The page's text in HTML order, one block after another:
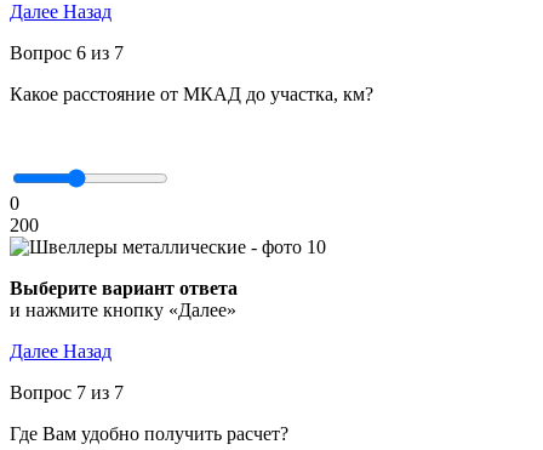
Далее Назад
Вопрос 6 из 7
Какое расстояние от МКАД до участка, км?
0
200
Выберите вариант ответа
и нажмите кнопку «Далее»
Далее Назад
Вопрос 7 из 7
Где Вам удобно получить расчет?